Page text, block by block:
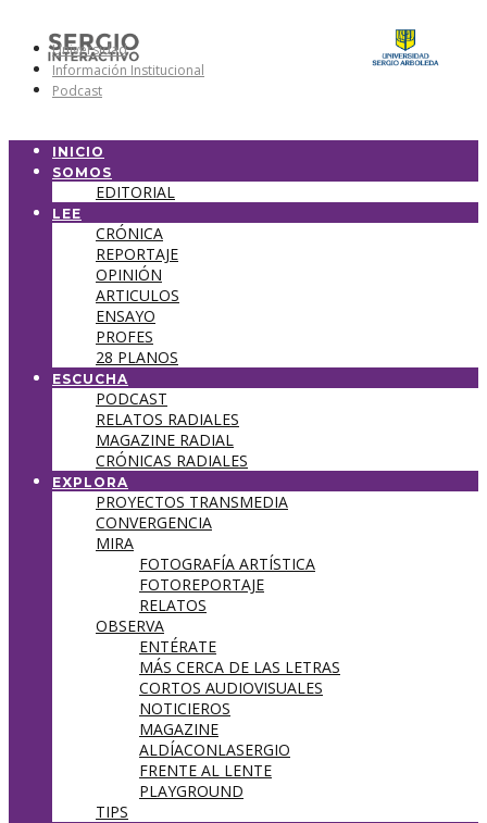
Universidad
Información Institucional
Podcast
INICIO
SOMOS
EDITORIAL
LEE
CRÓNICA
REPORTAJE
OPINIÓN
ARTICULOS
ENSAYO
PROFES
28 PLANOS
ESCUCHA
PODCAST
RELATOS RADIALES
MAGAZINE RADIAL
CRÓNICAS RADIALES
EXPLORA
PROYECTOS TRANSMEDIA
CONVERGENCIA
MIRA
FOTOGRAFÍA ARTÍSTICA
FOTOREPORTAJE
RELATOS
OBSERVA
ENTÉRATE
MÁS CERCA DE LAS LETRAS
CORTOS AUDIOVISUALES
NOTICIEROS
MAGAZINE
ALDÍACONLASERGIO
FRENTE AL LENTE
PLAYGROUND
TIPS